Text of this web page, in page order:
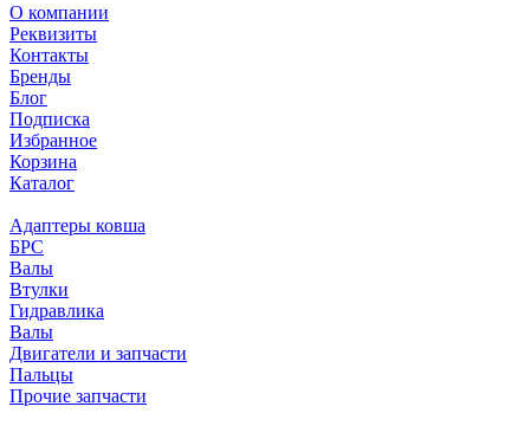
О компании
Реквизиты
Контакты
Бренды
Блог
Подписка
Избранное
Корзина
Каталог
Адаптеры ковша
БРС
Валы
Втулки
Гидравлика
Валы
Двигатели и запчасти
Пальцы
Прочие запчасти